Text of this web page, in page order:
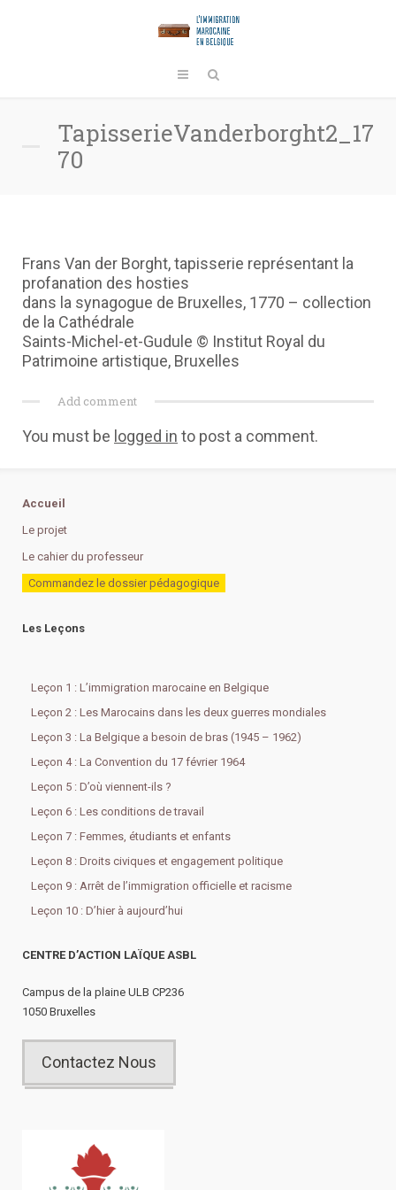
TapisserieVanderborght2_17
70
Frans Van der Borght, tapisserie représentant la
profanation des hosties
dans la synagogue de Bruxelles, 1770 – collection
de la Cathédrale
Saints-Michel-et-Gudule © Institut Royal du
Patrimoine artistique, Bruxelles
Add comment
You must be logged in to post a comment.
Accueil
Le projet
Le cahier du professeur
Commandez le dossier pédagogique
Les Leçons
Leçon 1 : L’immigration marocaine en Belgique
Leçon 2 : Les Marocains dans les deux guerres mondiales
Leçon 3 : La Belgique a besoin de bras (1945 – 1962)
Leçon 4 : La Convention du 17 février 1964
Leçon 5 : D’où viennent-ils ?
Leçon 6 : Les conditions de travail
Leçon 7 : Femmes, étudiants et enfants
Leçon 8 : Droits civiques et engagement politique
Leçon 9 : Arrêt de l’immigration officielle et racisme
Leçon 10 : D’hier à aujourd’hui
CENTRE D’ACTION LAÏQUE ASBL
Campus de la plaine ULB CP236
1050 Bruxelles
Contactez Nous